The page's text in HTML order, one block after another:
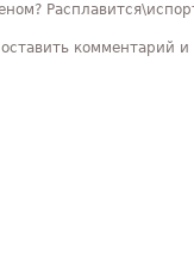
комментарий